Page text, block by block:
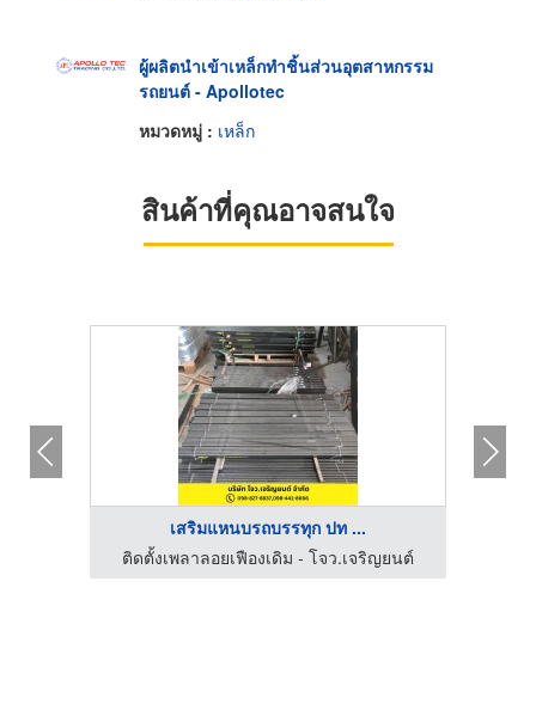
ผู้ผลิตนำเข้าเหล็กทำชิ้นส่วนอุตสาหกรรม
รถยนต์ - Apollotec
หมวดหมู่ : เหล็ก
สินค้าที่คุณอาจสนใจ
เสริมแหนบรถบรรทุก ปท ...
ติดตั้งเพลาลอยเฟืองเดิม - โจว.เจริญยนต์